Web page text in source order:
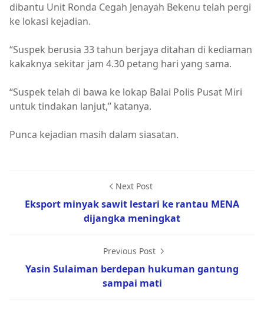
dibantu Unit Ronda Cegah Jenayah Bekenu telah pergi
ke lokasi kejadian.
“Suspek berusia 33 tahun berjaya ditahan di kediaman
kakaknya sekitar jam 4.30 petang hari yang sama.
“Suspek telah di bawa ke lokap Balai Polis Pusat Miri
untuk tindakan lanjut,” katanya.
Punca kejadian masih dalam siasatan.
Next Post
Eksport minyak sawit lestari ke rantau MENA
dijangka meningkat
Previous Post
Yasin Sulaiman berdepan hukuman gantung
sampai mati